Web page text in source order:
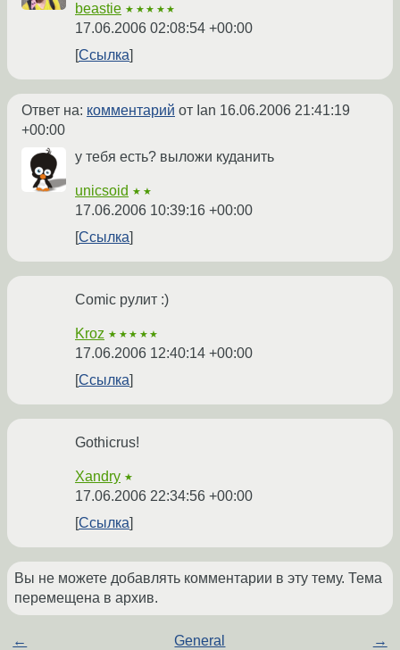
beastie ★★★★★
17.06.2006 02:08:54 +00:00
Ссылка
Ответ на: комментарий от Ian 16.06.2006 21:41:19
+00:00
у тебя есть? выложи куданить
unicsoid ★★
17.06.2006 10:39:16 +00:00
Ссылка
Comic рулит :)
Kroz ★★★★★
17.06.2006 12:40:14 +00:00
Ссылка
Gothicrus!
Xandry ★
17.06.2006 22:34:56 +00:00
Ссылка
Вы не можете добавлять комментарии в эту тему. Тема
перемещена в архив.
← General →